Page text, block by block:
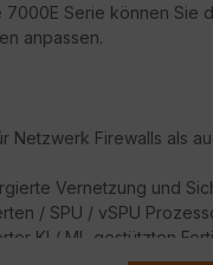
Serie können Sie
anpassen.
Netzwerk Firewalls als
Vernetzung und
/ SPU / vSPU
KI / ML-gestützten